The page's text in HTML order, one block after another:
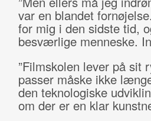
var en blandet
for mig i den sidste tid,
besværlige menneske.
”Filmskolen lever på sit
passer måske ikke
den teknologiske
om der er en klar